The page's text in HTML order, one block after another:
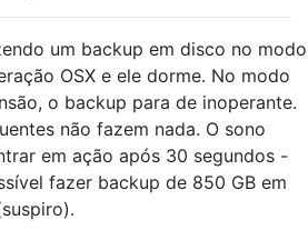
um backup em disco no modo
OSX e ele dorme. No modo
o backup para de inoperante.
não fazem nada. O sono
em ação após 30 segundos -
fazer backup de 850 GB em